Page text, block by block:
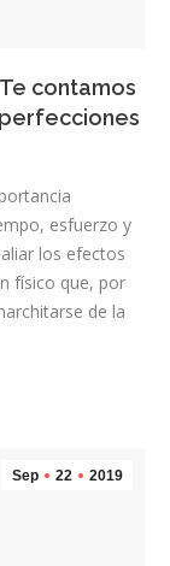
contamos
esfuerzo y
los efectos
físico que, por
de la
Sep 22 2019